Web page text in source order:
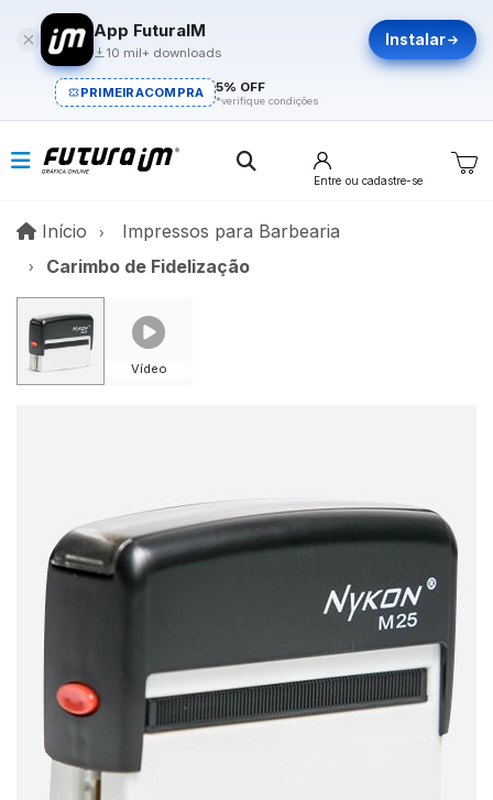
App FuturaIM
10 mil+ downloads
Instalar
PRIMEIRACOMPRA 5% OFF
*verifique condições
Entre ou cadastre-se
Início InícioImpressos para Barbearia
Carimbo de Fidelização
Vídeo